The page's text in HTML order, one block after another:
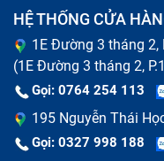
Đến vớiBảo Hành
và gửi gắm niềm tin
100% đội ngũ
bản và có tay nghề
Sản phẩm thay
nguồn gốc rõ ràng,
HỆ THỐNG CỬA
1E Đường 3 tháng 2,
(1E Đường 3 tháng 2,
Gọi: 0764 254 113
195 Nguyễn Thái
Gọi: 0327 998 188